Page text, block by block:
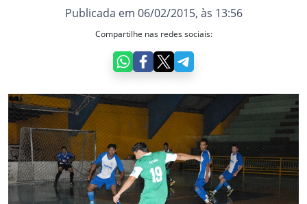
Publicada em 06/02/2015, às 13:56
Compartilhe nas redes sociais: